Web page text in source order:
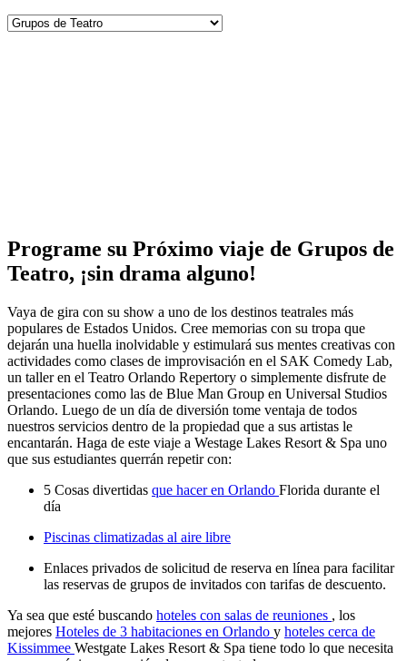
Programe su Próximo viaje de Grupos de
Teatro, ¡sin drama alguno!
Vaya de gira con su show a uno de los destinos teatrales más
populares de Estados Unidos. Cree memorias con su tropa que
dejarán una huella inolvidable y estimulará sus mentes creativas con
actividades como clases de improvisación en el SAK Comedy Lab,
un taller en el Teatro Orlando Repertory o simplemente disfrute de
presentaciones como las de Blue Man Group en Universal Studios
Orlando. Luego de un día de diversión tome ventaja de todos
nuestros servicios dentro de la propiedad que a sus artistas le
encantarán. Haga de este viaje a Westage Lakes Resort & Spa uno
que sus estudiantes querrán repetir con:
5 Cosas divertidas que hacer en Orlando Florida durante el
día
Piscinas climatizadas al aire libre
Enlaces privados de solicitud de reserva en línea para facilitar
las reservas de grupos de invitados con tarifas de descuento.
Ya sea que esté buscando hoteles con salas de reuniones , los
mejores Hoteles de 3 habitaciones en Orlando y hoteles cerca de
Kissimmee Westgate Lakes Resort & Spa tiene todo lo que necesita